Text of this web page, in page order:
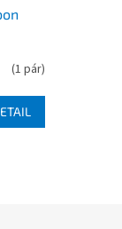
(1 pár)